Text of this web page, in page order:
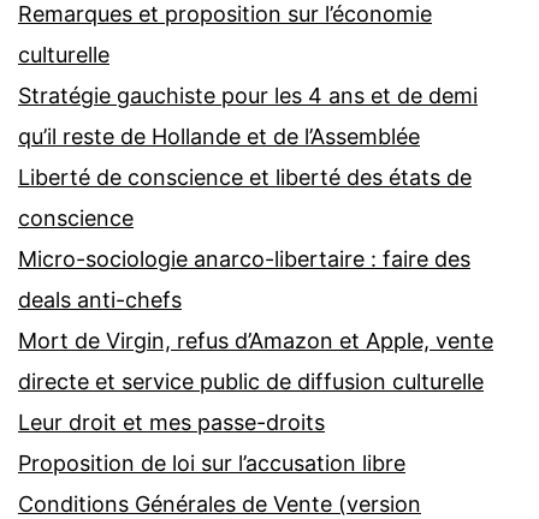
Remarques et proposition sur l’économie
culturelle
Stratégie gauchiste pour les 4 ans et de demi
qu’il reste de Hollande et de l’Assemblée
Liberté de conscience et liberté des états de
conscience
Micro-sociologie anarco-libertaire : faire des
deals anti-chefs
Mort de Virgin, refus d’Amazon et Apple, vente
directe et service public de diffusion culturelle
Leur droit et mes passe-droits
Proposition de loi sur l’accusation libre
Conditions Générales de Vente (version